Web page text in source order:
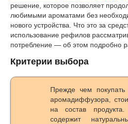
решение, которое позволяет
любимыми ароматами без
нового устройства. Что это за
использование рефилов
потребление — об этом подробно
Критерии выбора
Прежде чем
аромадиффузора,
на состав
содержит